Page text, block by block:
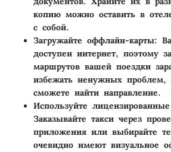
копию можно оставить в
с собой.
Загружайте оффлайн-карты:
доступен интернет, поэтому
маршрутов вашей поездки
избежать ненужных проблем,
сможете найти направление.
Используйте
Заказывайте такси через
приложения или выбирайте
очевидно имеют визуальное